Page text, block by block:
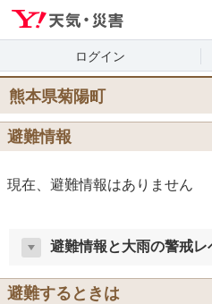
ログイン
熊本県菊陽町
避難情報
現在、避難情報はありません
避難情報と大雨の警戒レ
避難するときは